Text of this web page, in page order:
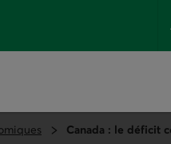
Canada : le déficit